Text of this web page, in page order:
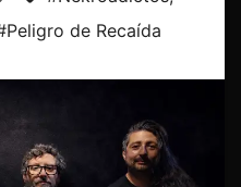
de Recaída